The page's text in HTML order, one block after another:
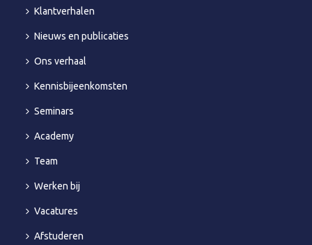
Klantverhalen
Nieuws en publicaties
Ons verhaal
Kennisbijeenkomsten
Seminars
Academy
Team
Werken bij
Vacatures
Afstuderen